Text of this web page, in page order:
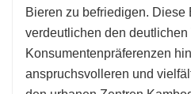
Bieren zu befriedigen. Diese
verdeutlichen den deutlichen
Konsumentenpräferenzen
anspruchsvolleren und